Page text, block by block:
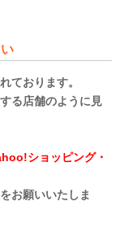
ております。
る店舗のように見
ショッピング・
お願いいたしま